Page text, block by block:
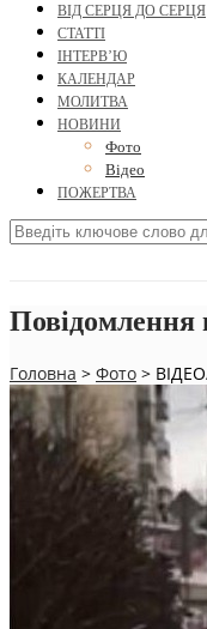
ВІД СЕРЦЯ ДО СЕРЦЯ
СТАТТІ
ІНТЕРВ’Ю
КАЛЕНДАР
МОЛИТВА
НОВИНИ
Фото
Відео
ПОЖЕРТВА
Повідомлення
Головна > Фото >